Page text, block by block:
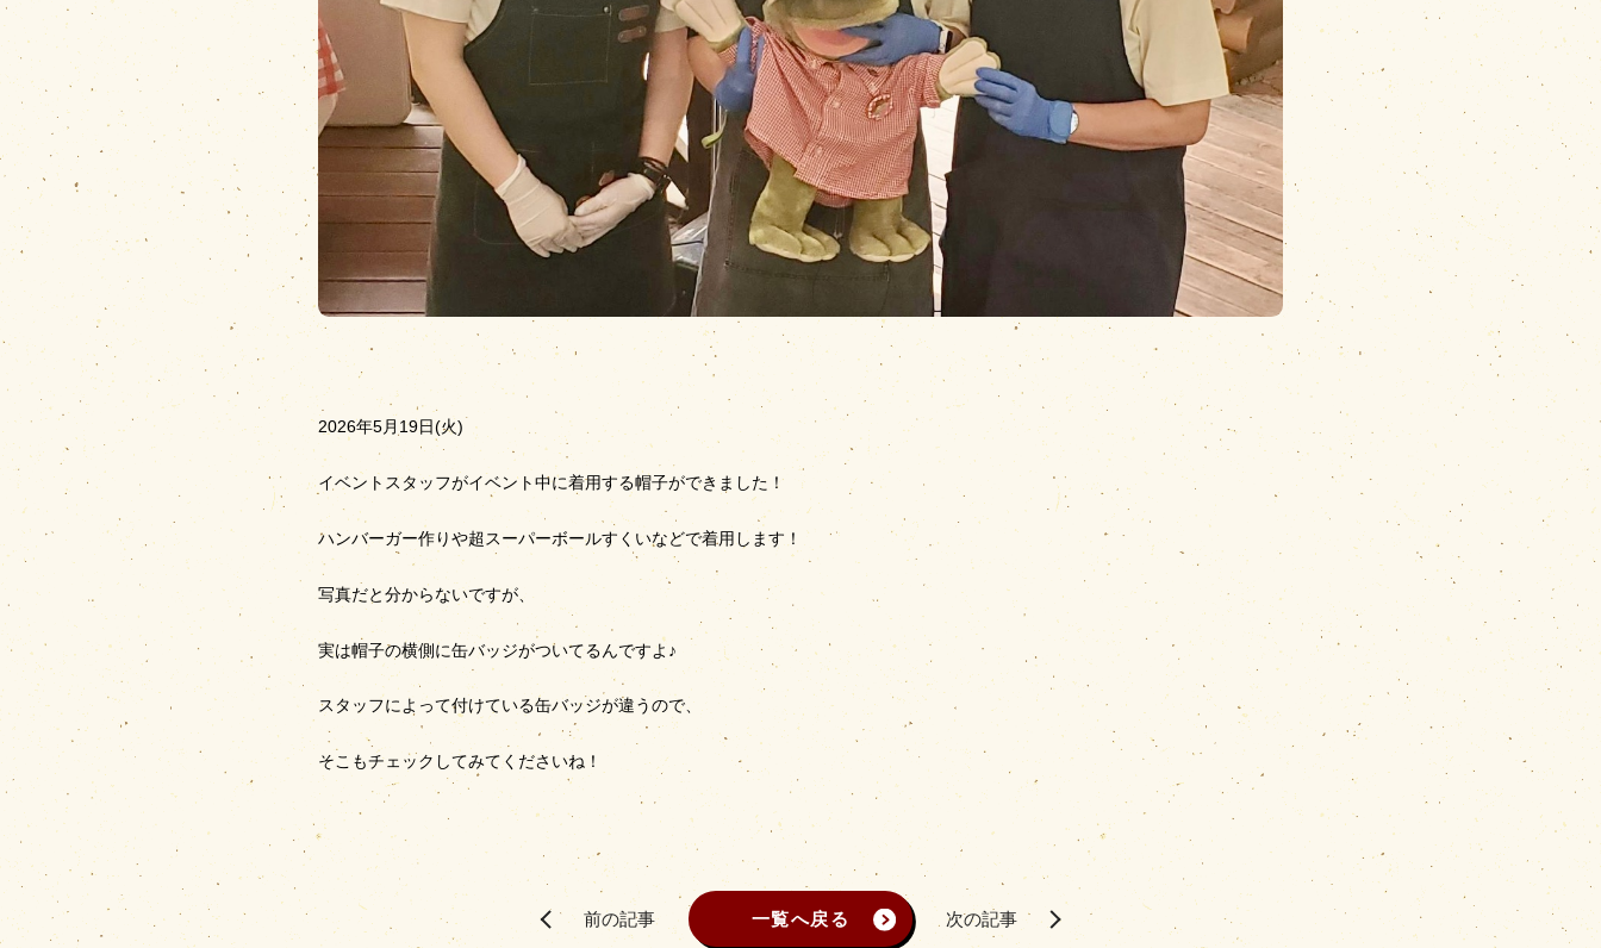
2026年5月19日(火)
イベントスタッフがイベント中に着用する帽子ができました！
ハンバーガー作りや超スーパーボールすくいなどで着用します！
写真だと分からないですが、
実は帽子の横側に缶バッジがついてるんですよ♪
スタッフによって付けている缶バッジが違うので、
そこもチェックしてみてくださいね！
前の記事 一覧へ戻る 次の記事